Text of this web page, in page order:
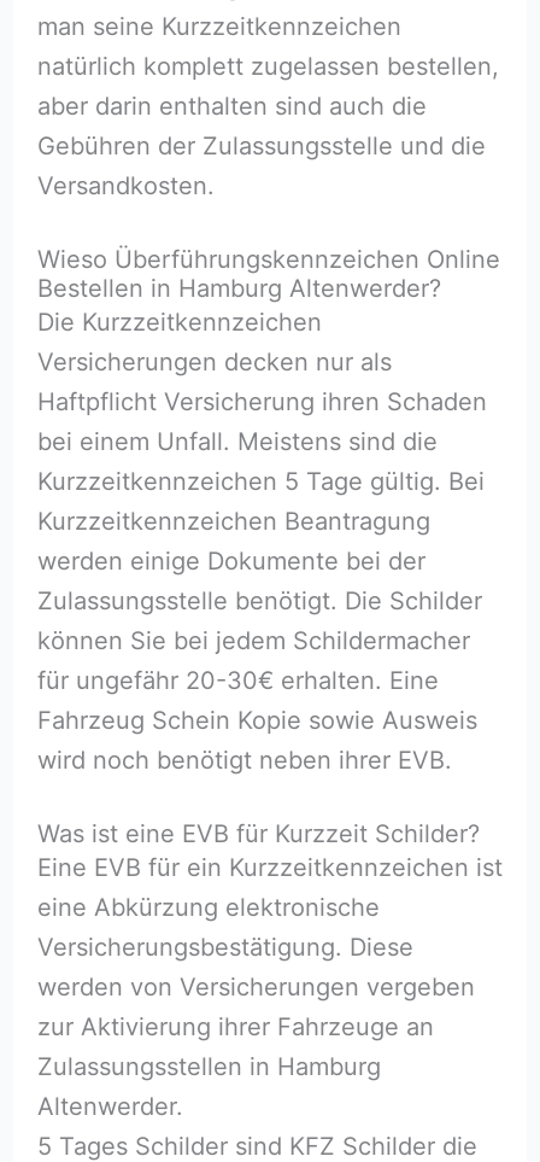
man seine Kurzzeitkennzeichen
natürlich komplett zugelassen bestellen,
aber darin enthalten sind auch die
Gebühren der Zulassungsstelle und die
Versandkosten.
Wieso Überführungskennzeichen Online
Bestellen in Hamburg Altenwerder?
Die Kurzzeitkennzeichen
Versicherungen decken nur als
Haftpflicht Versicherung ihren Schaden
bei einem Unfall. Meistens sind die
Kurzzeitkennzeichen 5 Tage gültig. Bei
Kurzzeitkennzeichen Beantragung
werden einige Dokumente bei der
Zulassungsstelle benötigt. Die Schilder
können Sie bei jedem Schildermacher
für ungefähr 20-30€ erhalten. Eine
Fahrzeug Schein Kopie sowie Ausweis
wird noch benötigt neben ihrer EVB.
Was ist eine EVB für Kurzzeit Schilder?
Eine EVB für ein Kurzzeitkennzeichen ist
eine Abkürzung elektronische
Versicherungsbestätigung. Diese
werden von Versicherungen vergeben
zur Aktivierung ihrer Fahrzeuge an
Zulassungsstellen in Hamburg
Altenwerder.
5 Tages Schilder sind KFZ Schilder die